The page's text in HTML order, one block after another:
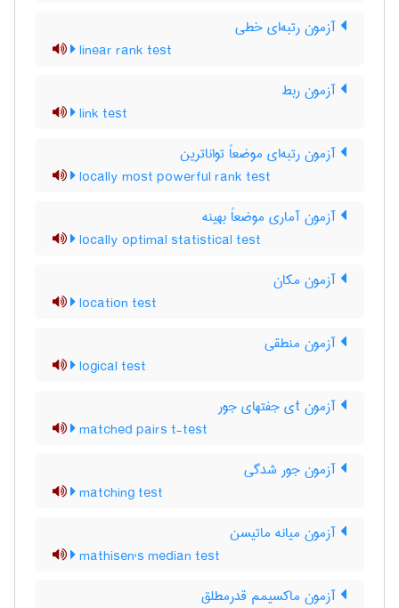
آزمون رتبه‌ای خطی
linear rank test
آزمون ربط
link test
آزمون رتبه‌ای موضعاً تواناترین
locally most powerful rank test
آزمون آماری موضعاً بهینه
locally optimal statistical test
آزمون مکان
location test
آزمون منطقی
logical test
آزمون tی جفتهای جور
matched pairs t-test
آزمون جور شدگی
matching test
آزمون میانه ماتیسن
mathisen's median test
آزمون ماکسیمم قدرمطلق